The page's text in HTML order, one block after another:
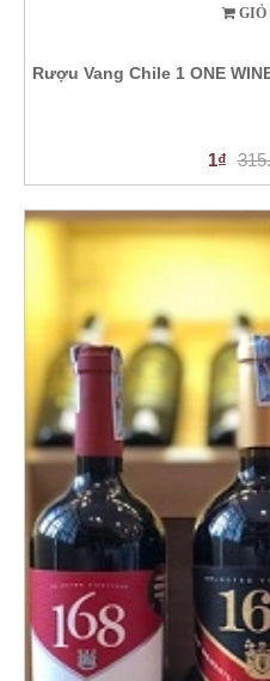
GIỎ
Rượu Vang Chile 1 ONE
1₫